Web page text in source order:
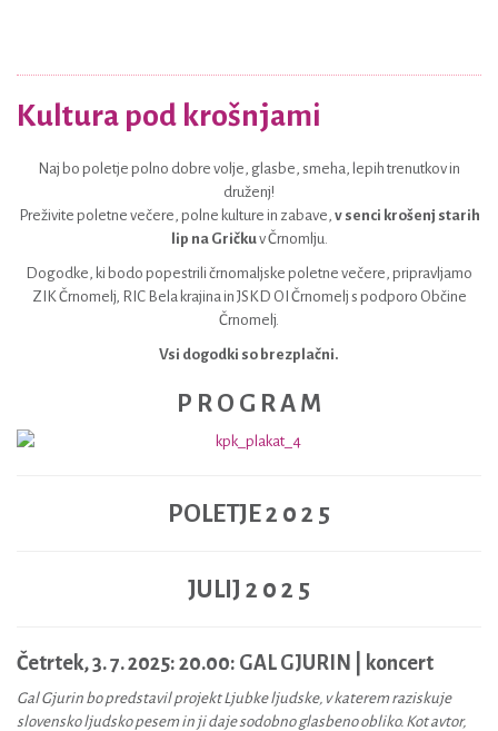
Kultura pod krošnjami
Naj bo poletje polno dobre volje, glasbe, smeha, lepih trenutkov in
druženj!
Preživite poletne večere, polne kulture in zabave, v senci krošenj starih
lip na Gričkuv Črnomlju.
Dogodke, ki bodo popestrili črnomaljske poletne večere, pripravljamo
ZIK Črnomelj, RIC Bela krajina in JSKD OI Črnomelj s podporo Občine
Črnomelj.
Vsi dogodki so brezplačni.
P R O G R A M
POLETJE 2 0 2 5
JULIJ 2 0 2 5
Četrtek, 3. 7. 2025: 20.00: GAL GJURIN | koncert
Gal Gjurin bo predstavil projekt Ljubke ljudske, v katerem raziskuje
slovensko ljudsko pesem in ji daje sodobno glasbeno obliko. Kot avtor,